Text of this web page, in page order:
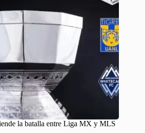
la batalla entre Liga MX y MLS